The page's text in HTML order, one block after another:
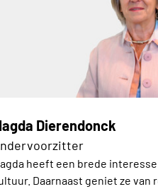
Dierendonck
heeft een brede
Daarnaast geniet ze van